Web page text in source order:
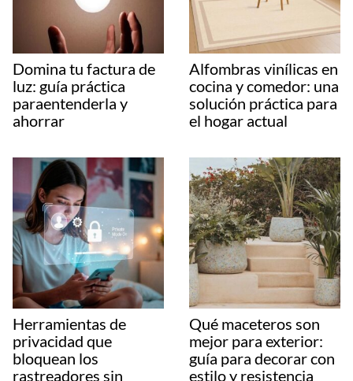
Domina tu factura de
luz: guía práctica
paraentenderla y
ahorrar
Alfombras vinílicas en
cocina y comedor: una
solución práctica para
el hogar actual
Herramientas de
privacidad que
bloquean los
rastreadores sin
Qué maceteros son
mejor para exterior:
guía para decorar con
estilo y resistencia